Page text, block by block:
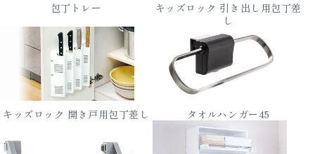
包丁トレー
キッズロック 引き出し用包丁差
し
キッズロック 開き戸用包丁差し タオルハンガー45